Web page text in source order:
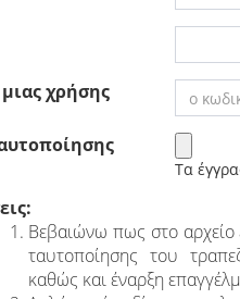
χρήσης
Τα
Βεβαιώνω πως στο αρχείο
ταυτοποίησης του
καθώς και έναρξη